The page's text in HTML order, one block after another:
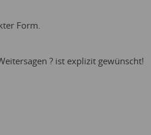
Form.
? ist explizit gewünscht!